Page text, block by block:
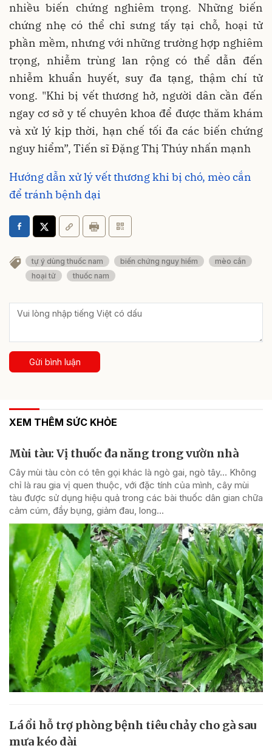
nhiều biến chứng nghiêm trọng. Những biến
chứng nhẹ có thể chỉ sưng tấy tại chỗ, hoại tử
phần mềm, nhưng với những trường hợp nghiêm
trọng, nhiễm trùng lan rộng có thể dẫn đến
nhiễm khuẩn huyết, suy đa tạng, thậm chí tử
vong. "Khi bị vết thương hở, người dân cần đến
ngay cơ sở y tế chuyên khoa để được thăm khám
và xử lý kịp thời, hạn chế tối đa các biến chứng
nguy hiểm”, Tiến sĩ Đặng Thị Thúy nhấn mạnh
Hướng dẫn xử lý vết thương khi bị chó, mèo cắn
để tránh bệnh dại
tự ý dùng thuốc nam biến chứng nguy hiểm
mèo cắn
hoại tử
thuốc nam
Gửi bình luận
XEM THÊM SỨC KHỎE
Mùi tàu: Vị thuốc đa năng trong vườn nhà
Cây mùi tàu còn có tên gọi khác là ngò gai, ngò tây… Không
chỉ là rau gia vị quen thuộc, với đặc tính của mình, cây mùi
tàu được sử dụng hiệu quả trong các bài thuốc dân gian chữa
cảm cúm, đầy bụng, giảm đau, long...
Lá ổi hỗ trợ phòng bệnh tiêu chảy cho gà sau
mưa kéo dài